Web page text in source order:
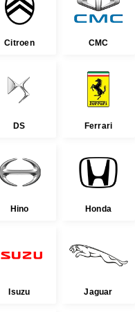
Citroen CMC
DS Ferrari
Hino Honda
Isuzu Jaguar